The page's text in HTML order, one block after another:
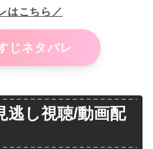
はこちら／
じネタバレ
逃し視聴/動画配